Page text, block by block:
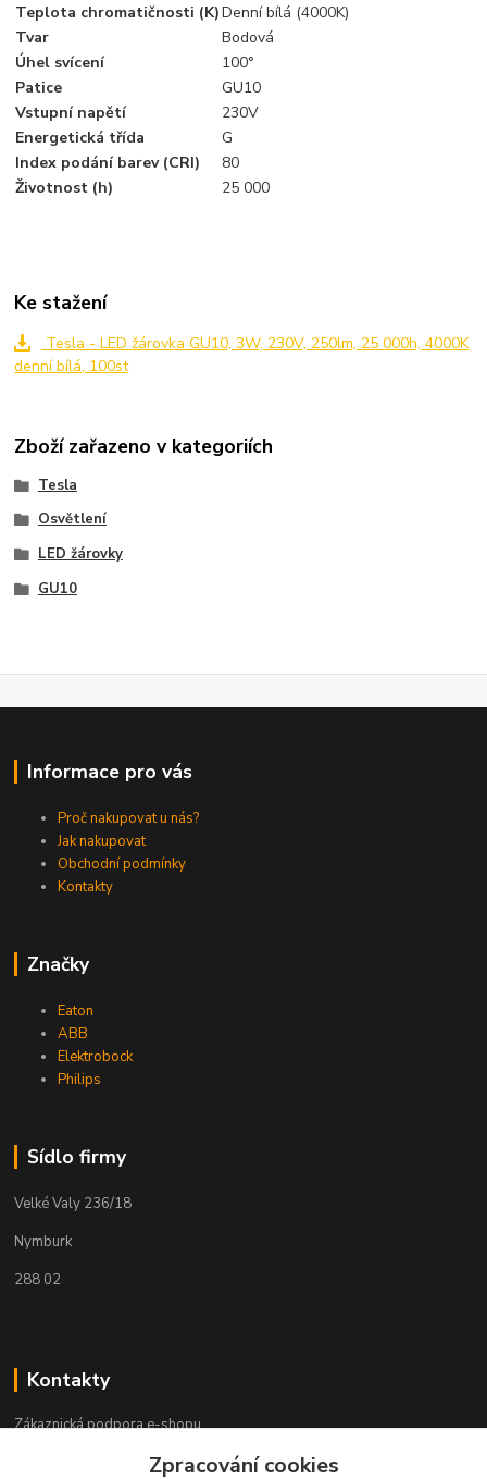
Teplota chromatičnosti (K)Denní bílá (4000K)
Tvar
Bodová
Úhel svícení
100°
Patice
GU10
Vstupní napětí
230V
Energetická třída
G
Index podání barev (CRI)
80
Životnost (h)
25 000
Ke stažení
Tesla - LED žárovka GU10, 3W, 230V, 250lm, 25 000h, 4000K
denní bílá, 100st
Zboží zařazeno v kategoriích
Tesla
Osvětlení
LED žárovky
GU10
Informace pro vás
Proč nakupovat u nás?
Jak nakupovat
Obchodní podmínky
Kontakty
Značky
Eaton
ABB
Elektrobock
Philips
Sídlo firmy
Velké Valy 236/18
Nymburk
288 02
Kontakty
Zákaznická podpora e-shopu
Zpracování cookies